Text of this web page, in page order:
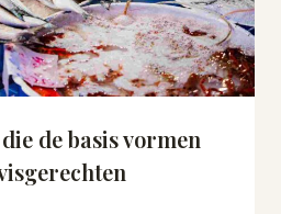
de basis vormen